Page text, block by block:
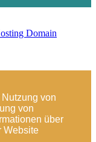
von
von
über
Website